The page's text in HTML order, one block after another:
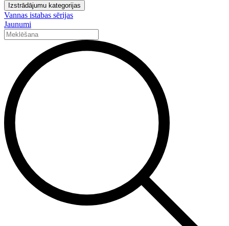
Izstrādājumu kategorijas
Vannas istabas sērijas
Jaunumi